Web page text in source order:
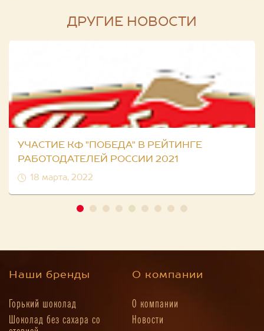
ДРУГИЕ НОВОСТИ
УЧАСТИЕ КФ "ПОБЕДА" В РЕЙТИНГЕ
РАБОТОДАТЕЛЕЙ РОССИИ 2021
18 марта, 2022
Наши бренды
Горький шоколад
Шоколад без сахара со
О компании
О компании
Новости